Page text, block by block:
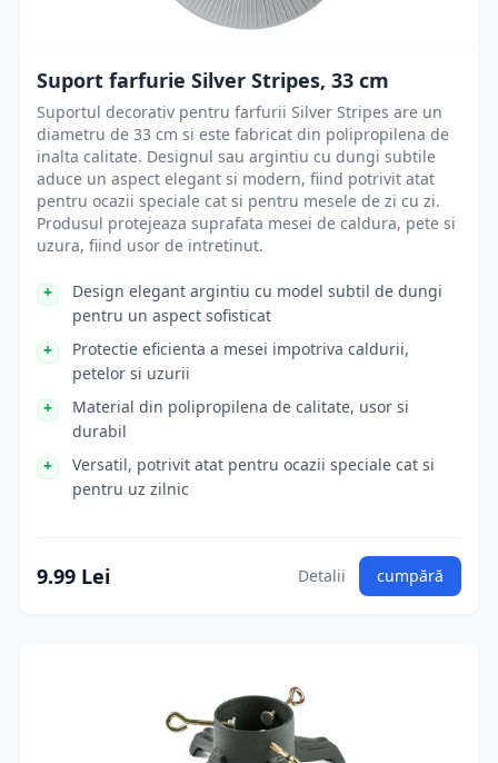
Suport farfurie Silver Stripes, 33 cm
Suportul decorativ pentru farfurii Silver Stripes are un
diametru de 33 cm si este fabricat din polipropilena de
inalta calitate. Designul sau argintiu cu dungi subtile
aduce un aspect elegant si modern, fiind potrivit atat
pentru ocazii speciale cat si pentru mesele de zi cu zi.
Produsul protejeaza suprafata mesei de caldura, pete si
uzura, fiind usor de intretinut.
Design elegant argintiu cu model subtil de dungi
pentru un aspect sofisticat
Protectie eficienta a mesei impotriva caldurii,
petelor si uzurii
Material din polipropilena de calitate, usor si
durabil
Versatil, potrivit atat pentru ocazii speciale cat si
pentru uz zilnic
9.99 Lei Detalii cumpără